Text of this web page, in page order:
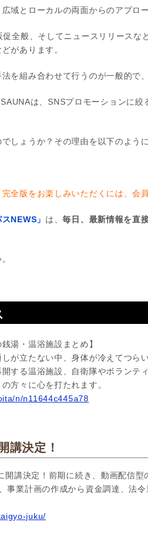
域とローカルの両面からのアプロ
全般、そしてニュースリリースな
があります。
を組み合わせて行うのが一般的で
は、SNSプロモーションに
しょうか？その理由を以下のように
全版をお楽しみいただくには、会
NEWS」 は、毎日、最新情報を直
湯・温浴施設まとめ】
が立たない中、身体が冷えてつら
する温浴施設、自衛隊やボランテ
方々に心を打たれます。
n/n11644c445a78
講決定！
講決定！前期に続き、動画配信
事業計画の作成から資金調達、法
juku/